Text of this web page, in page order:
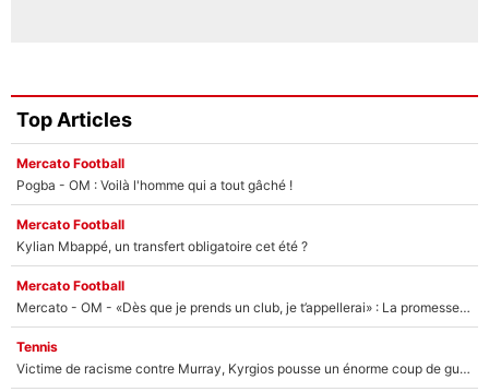
Top Articles
Mercato Football
Pogba - OM : Voilà l'homme qui a tout gâché !
Mercato Football
Kylian Mbappé, un transfert obligatoire cet été ?
Mercato Football
Mercato - OM - «Dès que je prends un club, je t’appellerai» : La promesse de Marcelino au moment de claquer la porte
Tennis
Victime de racisme contre Murray, Kyrgios pousse un énorme coup de gueule !